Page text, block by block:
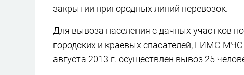
закрытии пригородных линий перевозок.
Для вывоза населения с дачных участков
городских и краевых спасателей, ГИМС
августа 2013 г. осуществлен вывоз 25